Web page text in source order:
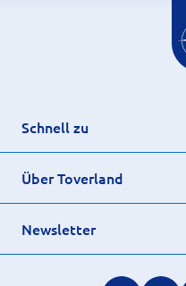
Schnell zu
Über Toverland
Newsletter